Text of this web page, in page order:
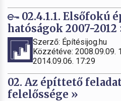
02.4.1.1. Elsőfokú
hatóságok 2007-2012
Szerző: Építésijog.hu
Közzétéve: 2008.09.09.
2014.09.06. 17:29
02. Az építtető
felelőssége »